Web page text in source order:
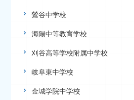
鶯谷中学校
海陽中等教育学校
刈谷高等学校附属中学校
岐阜東中学校
金城学院中学校